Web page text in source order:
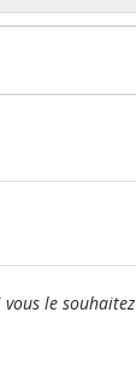
le souhaitez